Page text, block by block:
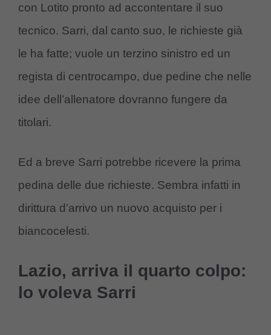
con Lotito pronto ad accontentare il suo
tecnico. Sarri, dal canto suo, le richieste già
le ha fatte; vuole un terzino sinistro ed un
regista di centrocampo, due pedine che nelle
idee dell’allenatore dovranno fungere da
titolari.
Ed a breve Sarri potrebbe ricevere la prima
pedina delle due richieste. Sembra infatti in
dirittura d’arrivo un nuovo acquisto per i
biancocelesti.
Lazio, arriva il quarto colpo:
lo voleva Sarri